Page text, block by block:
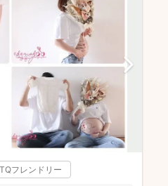
フレンドリー